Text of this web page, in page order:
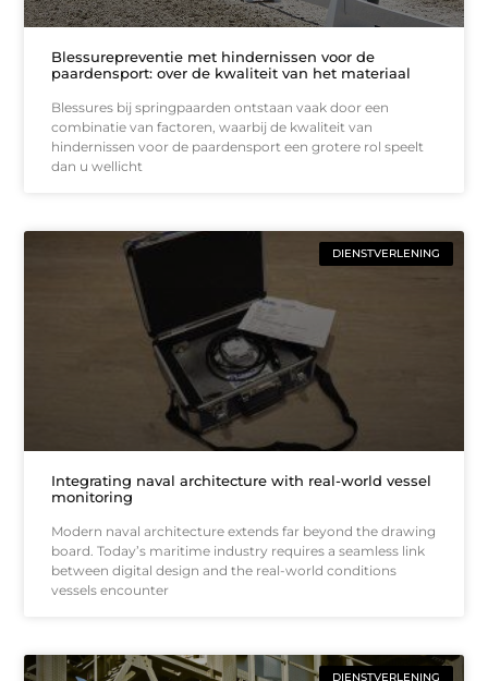
Blessurepreventie met hindernissen voor de
paardensport: over de kwaliteit van het materiaal
Blessures bij springpaarden ontstaan vaak door een
combinatie van factoren, waarbij de kwaliteit van
hindernissen voor de paardensport een grotere rol speelt
dan u wellicht
DIENSTVERLENING
Integrating naval architecture with real-world vessel
monitoring
Modern naval architecture extends far beyond the drawing
board. Today’s maritime industry requires a seamless link
between digital design and the real-world conditions
vessels encounter
DIENSTVERLENING